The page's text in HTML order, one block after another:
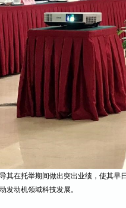
其在托举期间做出突出业绩，使其
发动机领域科技发展。